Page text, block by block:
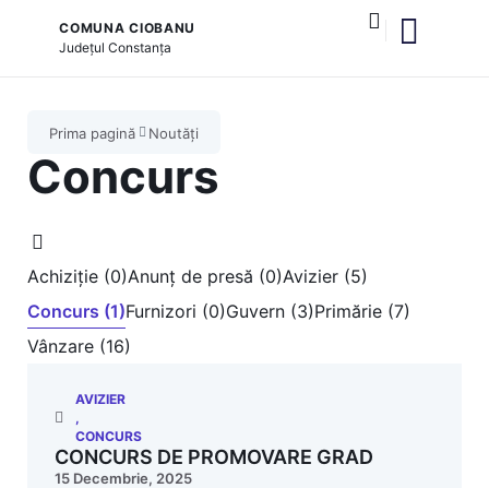
COMUNA CIOBANU
JudețulConstanța
Prima pagină Noutăți
Concurs
Achiziție (0)Anunț de presă (0)Avizier (5)
Concurs (1)Furnizori (0)Guvern (3)Primărie (7)
Vânzare (16)
AVIZIER
,
CONCURS
CONCURS DE PROMOVARE GRAD
15 Decembrie, 2025